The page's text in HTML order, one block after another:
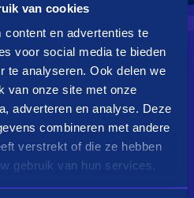
van cookies
en advertenties te
voor social media te bieden
te analyseren. Ook delen we
van onze site met onze
adverteren en analyse. Deze
combineren met andere
verstrekt of die ze hebben
gebruik van hun services.